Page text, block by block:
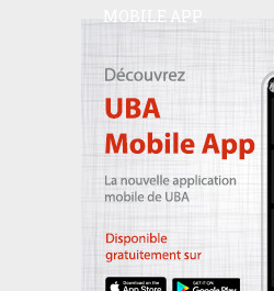
MOBILE APP